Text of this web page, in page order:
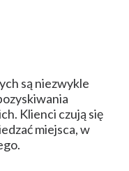
są niezwykle
Klienci czują się
miejsca, w